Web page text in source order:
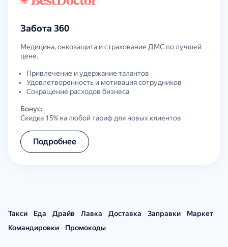
Забота 360
Медицина, онкозащита и страхование ДМС по лучшей
цене.
Привлечение и удержание талантов
Удовлетворенность и мотивация сотрудников
Сокращение расходов бизнеса
Бонус:
Скидка 15% на любой тариф для новых клиентов
Подробнее
Такси Еда Драйв Лавка Доставка Заправки
Маркет
Командировки
Промокоды